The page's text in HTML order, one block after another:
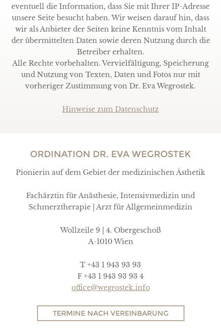
eventuell die Information, dass Sie mit Ihrer IP-Adresse
unsere Seite besucht haben. Wir weisen darauf hin, dass
wir als Anbieter der Seiten keine Kenntnis vom Inhalt
der übermittelten Daten sowie deren Nutzung durch die
Betreiber erhalten.
Alle Rechte vorbehalten. Vervielfältigung, Speicherung
und Nutzung von Texten, Daten und Fotos nur mit
vorheriger Zustimmung von Dr. Eva Wegrostek.
Hinweise zum Datenschutz
ORDINATION DR. EVA WEGROSTEK
Pionierin auf dem Gebiet der medizinischen Ästhetik
Fachärztin für Anästhesie, Intensivmedizin und
Schmerztherapie | Arzt für Allgemeinmedizin
Wollzeile 9 | 4. Obergeschoß
A-1010 Wien
T +43 1 943 93 93
F +43 1 943 93 93 4
office@wegrostek.info
TERMINE NACH VEREINBARUNG